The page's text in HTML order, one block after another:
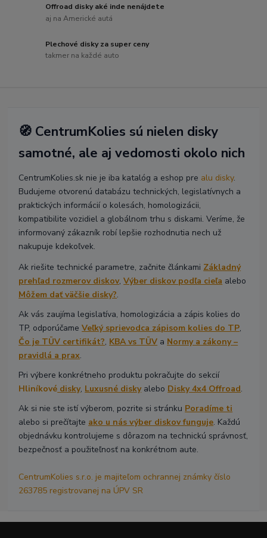
Offroad disky aké inde nenájdete
aj na Americké autá
Plechové disky za super ceny
takmer na každé auto
🧭 CentrumKolies sú nielen disky
samotné, ale aj vedomosti okolo nich
CentrumKolies.sk nie je iba katalóg a eshop pre alu disky.
Budujeme otvorenú databázu technických, legislatívnych a
praktických informácií o kolesách, homologizácii,
kompatibilite vozidiel a globálnom trhu s diskami. Veríme, že
informovaný zákazník robí lepšie rozhodnutia nech už
nakupuje kdekoľvek.
Ak riešite technické parametre, začnite článkami Základný
prehľad rozmerov diskov,Výber diskov podľa cieľa alebo
Môžem dať väčšie disky?.
Ak vás zaujíma legislatíva, homologizácia a zápis kolies do
TP, odporúčameVeľký sprievodca zápisom kolies do TP,
Čo je TÜV certifikát?, KBA vs TÜV a Normy a zákony –
pravidlá a prax.
Pri výbere konkrétneho produktu pokračujte do sekcií
Hliníkové disky, Luxusné diskyalebo Disky 4x4 Offroad.
Ak si nie ste istí výberom, pozrite si stránku Poradíme ti
alebo si prečítajte ako u nás výber diskov funguje. Každú
objednávku kontrolujeme s dôrazom na technickú správnosť,
bezpečnosť a použiteľnosť na konkrétnom aute.
CentrumKolies s.r.o. je majiteľom ochrannej známky číslo
263785 registrovanej na ÚPV SR